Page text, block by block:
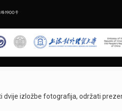
izložbe fotografija, održati